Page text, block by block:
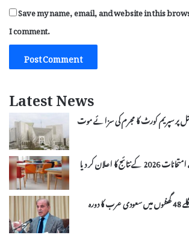
Save my name, email, and website in this
I comment.
Latest News
پر سپریم کورٹ کا مجرم کی سزائے موت
کا اعلان کر دیا
وزیراعظم شہباز شریف اگلے 48 گھنٹوں میں سعودی عرب کا دورہ